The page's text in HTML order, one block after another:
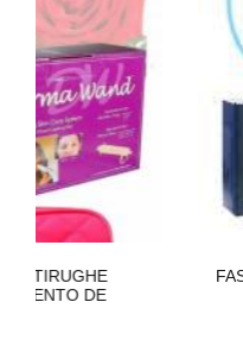
FASCIAL GUN